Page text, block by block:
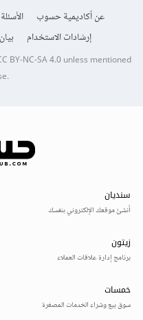
عن أكاديمية حسوب
إرشادات الاستخدام
CC BY-NC-SA 4.0unless mentioned